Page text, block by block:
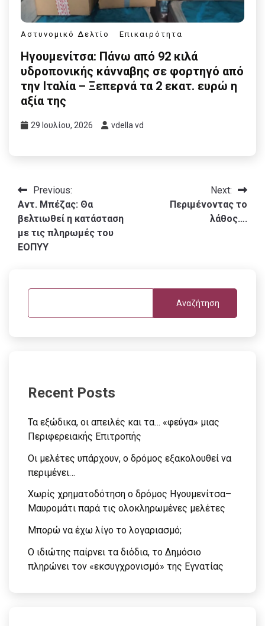
Αστυνομικό Δελτίο Επικαιρότητα
Ηγουμενίτσα: Πάνω από 92 κιλά
υδροπονικής κάνναβης σε φορτηγό από
την Ιταλία – Ξεπερνά τα 2 εκατ. ευρώ η
αξία της
29 Ιουλίου, 2026 vdella vd
Πλοήγηση
άρθρων
Previous:
Αντ. Μπέζας: Θα
βελτιωθεί η κατάσταση
με τις πληρωμές του
ΕΟΠΥΥ
Next:
Περιμένοντας το
λάθος….
Αναζήτηση
Recent Posts
Τα εξώδικα, οι απειλές και τα… «φεύγα» μιας
Περιφερειακής Επιτροπής
Οι μελέτες υπάρχουν, ο δρόμος εξακολουθεί να
περιμένει…
Χωρίς χρηματοδότηση ο δρόμος Ηγουμενίτσα–
Μαυρομάτι παρά τις ολοκληρωμένες μελέτες
Μπορώ να έχω λίγο το λογαριασμό;
Ο ιδιώτης παίρνει τα διόδια, το Δημόσιο
πληρώνει τον «εκσυγχρονισμό» της Εγνατίας